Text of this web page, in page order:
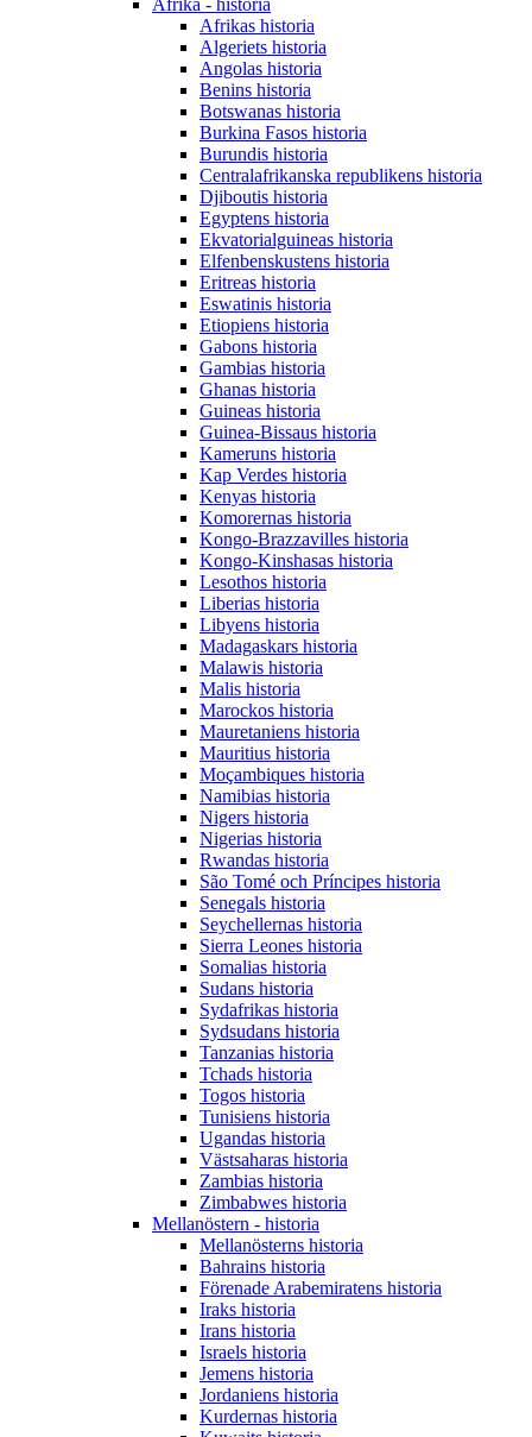
Afrika - historia
Afrikas historia
Algeriets historia
Angolas historia
Benins historia
Botswanas historia
Burkina Fasos historia
Burundis historia
Centralafrikanska republikens historia
Djiboutis historia
Egyptens historia
Ekvatorialguineas historia
Elfenbenskustens historia
Eritreas historia
Eswatinis historia
Etiopiens historia
Gabons historia
Gambias historia
Ghanas historia
Guineas historia
Guinea-Bissaus historia
Kameruns historia
Kap Verdes historia
Kenyas historia
Komorernas historia
Kongo-Brazzavilles historia
Kongo-Kinshasas historia
Lesothos historia
Liberias historia
Libyens historia
Madagaskars historia
Malawis historia
Malis historia
Marockos historia
Mauretaniens historia
Mauritius historia
Moçambiques historia
Namibias historia
Nigers historia
Nigerias historia
Rwandas historia
São Tomé och Príncipes historia
Senegals historia
Seychellernas historia
Sierra Leones historia
Somalias historia
Sudans historia
Sydafrikas historia
Sydsudans historia
Tanzanias historia
Tchads historia
Togos historia
Tunisiens historia
Ugandas historia
Västsaharas historia
Zambias historia
Zimbabwes historia
Mellanöstern - historia
Mellanösterns historia
Bahrains historia
Förenade Arabemiratens historia
Iraks historia
Irans historia
Israels historia
Jemens historia
Jordaniens historia
Kurdernas historia